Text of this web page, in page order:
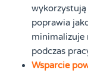
poprawia
minimalizuje
podczas
Wsparcie